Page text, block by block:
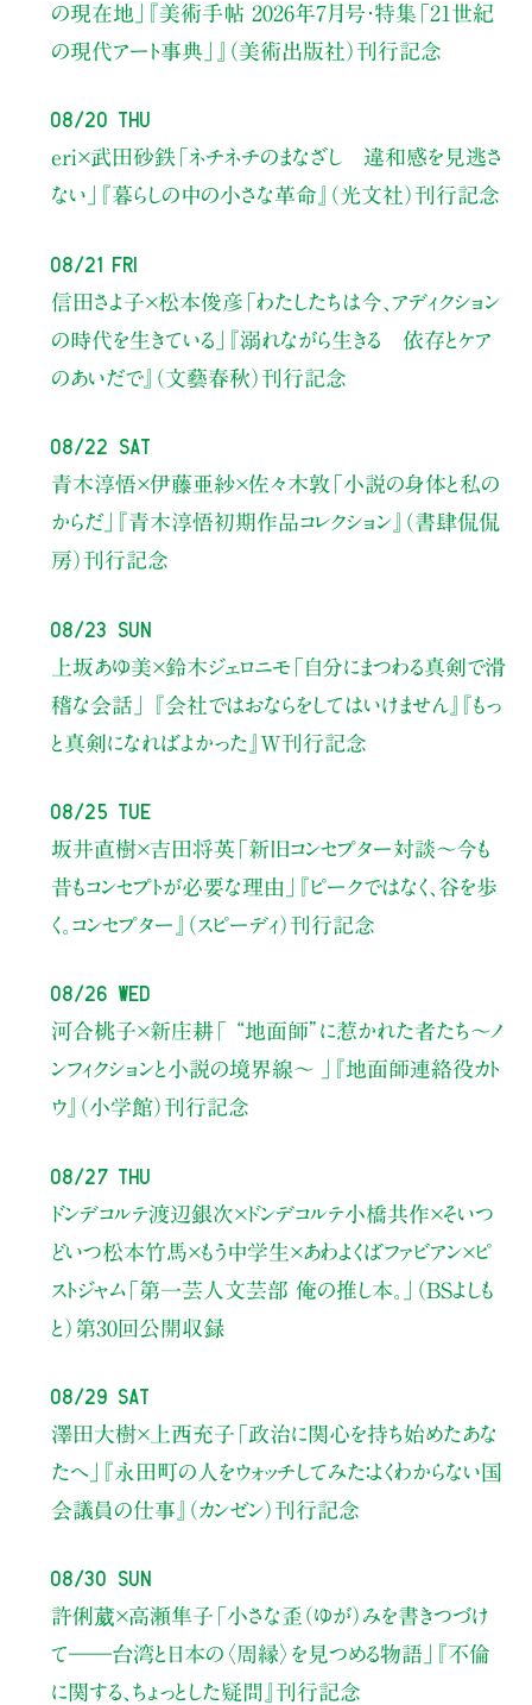
の現在地」
『美術手帖 2026年7月号・特集「21世紀
の現代アート事典」』（美術出版社）刊行記念
08/20 Thu
eri×武田砂鉄「ネチネチのまなざし 違和感を見逃さ
ない」
『暮らしの中の小さな革命』（光文社）刊行記念
08/21 Fri
信田さよ子×松本俊彦 「わたしたちは今、アディクション
の時代を生きている」
『溺れながら生きる 依存とケア
のあいだで』（文藝春秋）刊行記念
08/22 Sat
青木淳悟×伊藤亜紗×佐々木敦 「小説の身体と私の
からだ」
『青木淳悟初期作品コレクション』（書肆侃侃
房）刊行記念
08/23 Sun
上坂あゆ美×鈴木ジェロニモ 「自分にまつわる真剣で滑
稽な会話」
『会社ではおならをしてはいけません』『もっ
と真剣になればよかった』W刊行記念
08/25 Tue
坂井直樹×吉田将英「新旧コンセプター対談～今も
昔もコンセプトが必要な理由」
『ピークではなく、谷を歩
く。コンセプター』（スピーディ）刊行記念
08/26 Wed
河合桃子×新庄耕「 “地面師”に惹かれた者たち〜ノ
ンフィクションと小説の境界線〜 」
『地面師連絡役カト
ウ』（小学館）刊行記念
08/27 Thu
ドンデコルテ渡辺銀次×ドンデコルテ小橋共作×そいつ
どいつ松本竹馬×もう中学生×あわよくばファビアン×ピ
ストジャム「第一芸人文芸部 俺の推し本。」（BSよしも
と） 第30回公開収録
08/29 Sat
澤田大樹×上西充子 「政治に関心を持ち始めたあな
たへ」
『永田町の人をウォッチしてみた：よくわからない国
会議員の仕事』（カンゼン）刊行記念
08/30 Sun
許俐葳×高瀬隼子 「小さな歪（ゆが）みを書きつづけ
て――台湾と日本の〈周縁〉を見つめる物語」
『不倫
に関する、ちょっとした疑問』刊行記念